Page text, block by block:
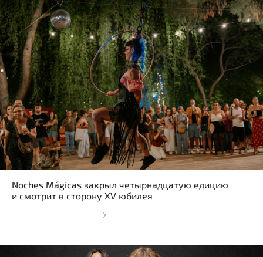
Noches Mágicas закрыл четырнадцатую едицию
и смотрит в сторону XV юбилея